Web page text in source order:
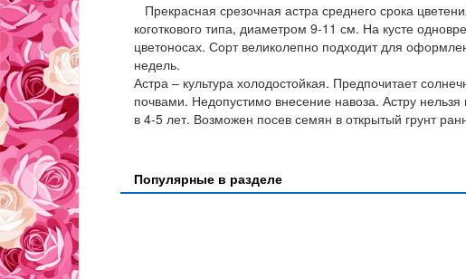
Прекрасная срезочная астра среднего срока
коготкового типа, диаметром 9-11 см. На кусте
цветоносах. Сорт великолепно подходит для
недель.
Астра – культура холодостойкая. Предпочитает
почвами. Недопустимо внесение навоза. Астру
в 4-5 лет. Возможен посев семян в открытый грунт
Популярные в разделе